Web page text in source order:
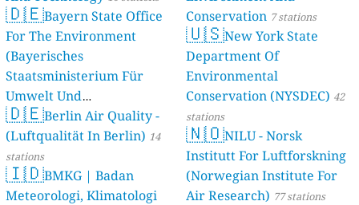
🇩🇪Bayern State Office
For The Environment
(Bayerisches
Staatsministerium Für
Umwelt Und
Verbraucherschutz) - LfU
46 stations
🇩🇪Berlin Air Quality -
(Luftqualität In Berlin) 14
stations
🇮🇩BMKG | Badan
Meteorologi, Klimatologi
Conservation 7 stations
🇺🇸New York State
Department Of
Environmental
Conservation (NYSDEC) 42
stations
🇳🇴NILU - Norsk
Institutt For Luftforskning
(Norwegian Institute For
Air Research) 77 stations